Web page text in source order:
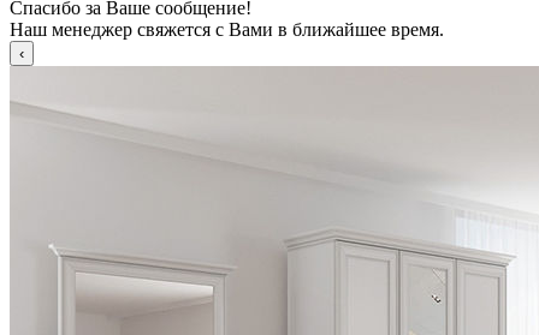
Спасибо за Ваше сообщение!
Наш менеджер свяжется с Вами в ближайшее время.